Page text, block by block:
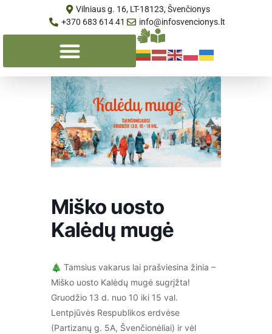
Vilniaus g. 16, LT-18123, Švenčionys
+370 683 614 41
info@infosvencionys.lt
Miško uosto
Kalėdų mugė
🎄 Tamsius vakarus lai prašviesina žinia –
Miško uosto Kalėdų mugė sugrįžta!
Gruodžio 13 d. nuo 10 iki 15 val.
Lentpjūvės Respublikos erdvėse
(Partizanų g. 5A, Švenčionėliai) ir vėl